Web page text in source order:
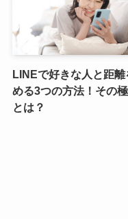
LINEで好きな人と距離
める3つの方法！その
とは？